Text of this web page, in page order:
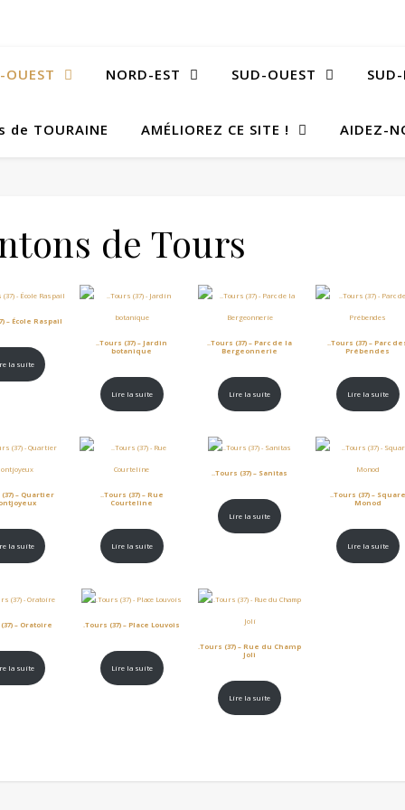
OUEST NORD-EST SUD-OUEST
de TOURAINE AMÉLIOREZ CE SITE ! AIDEZ-
de Tours
– École Raspail
la suite
..Tours (37) – Jardin
botanique
Lire la suite
..Tours (37) – Parc de la
Bergeonnerie
Lire la suite
..Tours (37) – Parc
Prébendes
Lire la suite
– Quartier
la suite
..Tours (37) – Rue
Courteline
Lire la suite
..Tours (37) – Sanitas
Lire la suite
..Tours (37) – Square
Monod
Lire la suite
– Oratoire
la suite
.Tours (37) – Place Louvois
Lire la suite
.Tours (37) – Rue du Champ
Joli
Lire la suite